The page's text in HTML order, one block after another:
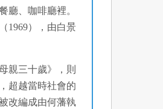
廳、咖啡廳裡。
1969），由白景
親三十歲》，則
超越當時社會的
改編成由何藩執